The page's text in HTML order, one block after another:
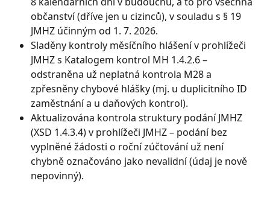
občanství (dříve jen u cizinců), v souladu s § 19
JMHZ účinným od 1. 7. 2026.
Sladěny kontroly měsíčního hlášení v prohlížeči
JMHZ s Katalogem kontrol MH 1.4.2.6 –
odstraněna už neplatná kontrola M28 a
zpřesněny chybové hlášky (mj. u duplicitního ID
zaměstnání a u daňových kontrol).
Aktualizována kontrola struktury podání JMHZ
(XSD 1.4.3.4) v prohlížeči JMHZ – podání bez
vyplněné žádosti o roční zúčtování už není
chybně označováno jako nevalidní (údaj je nově
nepovinný).